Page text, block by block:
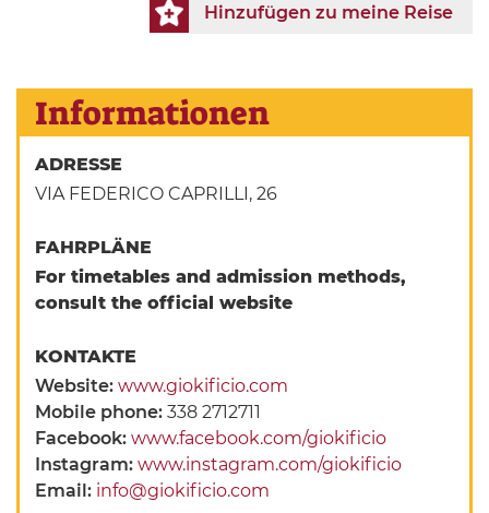
Hinzufügen zu meine Reise
Informationen
ADRESSE
VIA FEDERICO CAPRILLI, 26
FAHRPLÄNE
For timetables and admission methods,
consult the official website
KONTAKTE
Website:www.giokificio.com
Mobile phone:338 2712711
Facebook:www.facebook.com/giokificio
Instagram:www.instagram.com/giokificio
Email: info@giokificio.com